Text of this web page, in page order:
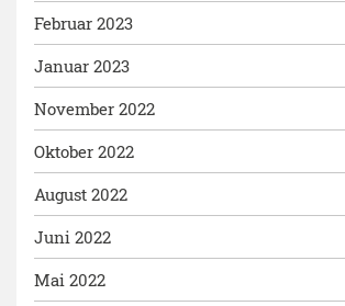
Februar 2023
Januar 2023
November 2022
Oktober 2022
August 2022
Juni 2022
Mai 2022